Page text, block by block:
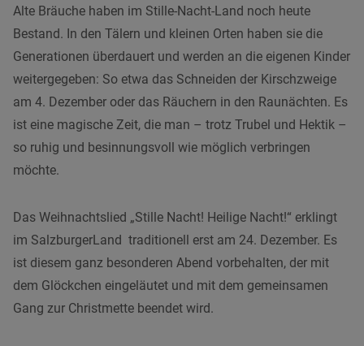
Alte Bräuche haben im Stille-Nacht-Land noch heute
Bestand. In den Tälern und kleinen Orten haben sie die
Generationen überdauert und werden an die eigenen Kinder
weitergegeben: So etwa das Schneiden der Kirschzweige
am 4. Dezember oder das Räuchern in den Raunächten. Es
ist eine magische Zeit, die man – trotz Trubel und Hektik –
so ruhig und besinnungsvoll wie möglich verbringen
möchte.
Das Weihnachtslied „Stille Nacht! Heilige Nacht!“ erklingt
im SalzburgerLand traditionell erst am 24. Dezember. Es
ist diesem ganz besonderen Abend vorbehalten, der mit
dem Glöckchen eingeläutet und mit dem gemeinsamen
Gang zur Christmette beendet wird.